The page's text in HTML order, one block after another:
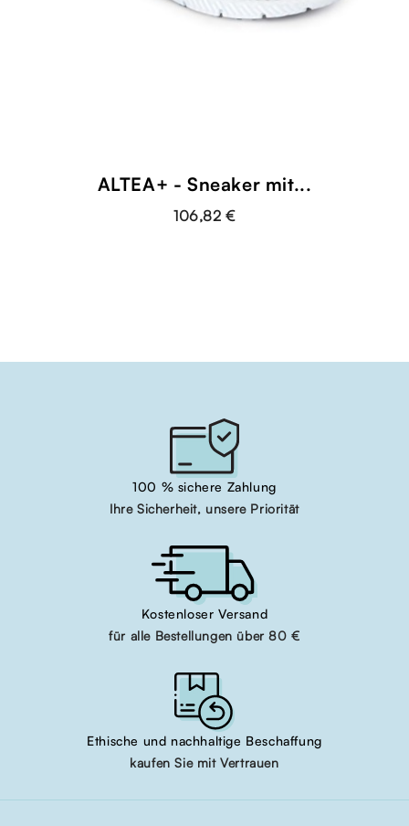
ALTEA+ - Sneaker mit...
106,82 €
100 % sichere Zahlung
Ihre Sicherheit, unsere Priorität
Kostenloser Versand
für alle Bestellungen über 80 €
Ethische und nachhaltige Beschaffung
kaufen Sie mit Vertrauen